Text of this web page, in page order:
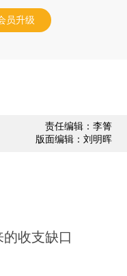
员升级
责任编辑：李箐
版面编辑：刘明晖
收支缺口